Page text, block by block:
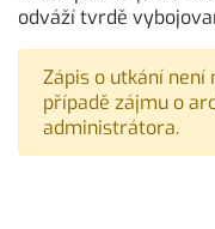
odváží tvrdě
Zápis o utkání není
případě zájmu o
administrátora.